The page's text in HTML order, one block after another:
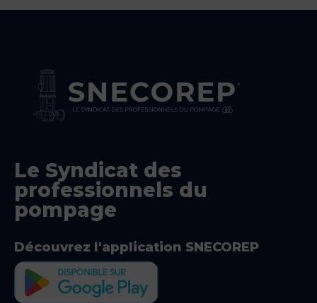
Le Syndicat des
professionnels du
pompage
Découvrez l'application SNECOREP